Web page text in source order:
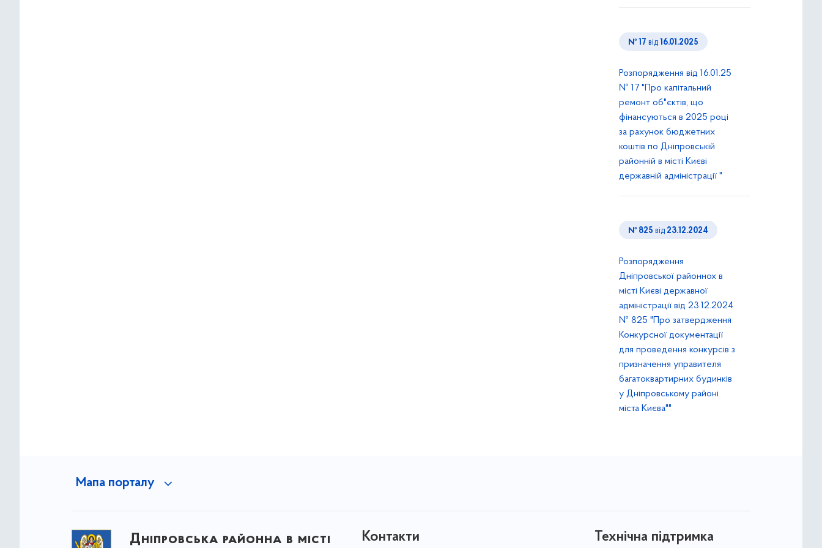
№ 17 від 16.01.2025
Розпорядження від 16.01.25
№ 17 "Про капітальний
ремонт об"єктів, що
фінансуються в 2025 році
за рахунок бюджетних
коштів по Дніпровській
районній в місті Києві
державній адміністрації "
№ 825 від 23.12.2024
Розпорядження
Дніпровської районнох в
місті Києві державної
адміністрації від 23.12.2024
№ 825 "Про затвердження
Конкурсної документації
для проведення конкурсів з
призначення управителя
багатоквартирних будинків
у Дніпровському районі
міста Києва""
Мапа порталу
Дніпровська районна в місті Контакти Технічна підтримка